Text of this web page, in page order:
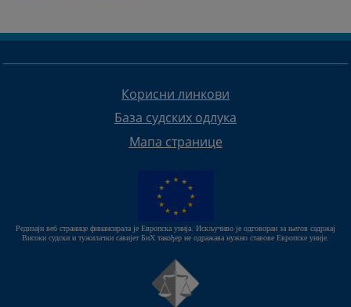
Корисни линкови
База судских одлука
Мапа странице
Редизајн веб странице финансирала је Европска унија. Искључиво је одговоран за његов садржај
Високи судски и тужилачки савијет БиХ такођер не одражава нужно ставове Европске уније.